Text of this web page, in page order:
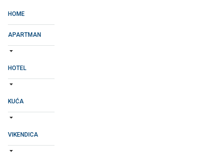
HOME
APARTMAN
HOTEL
KUĆA
VIKENDICA